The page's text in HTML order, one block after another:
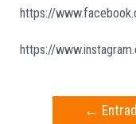
https://
https://
←